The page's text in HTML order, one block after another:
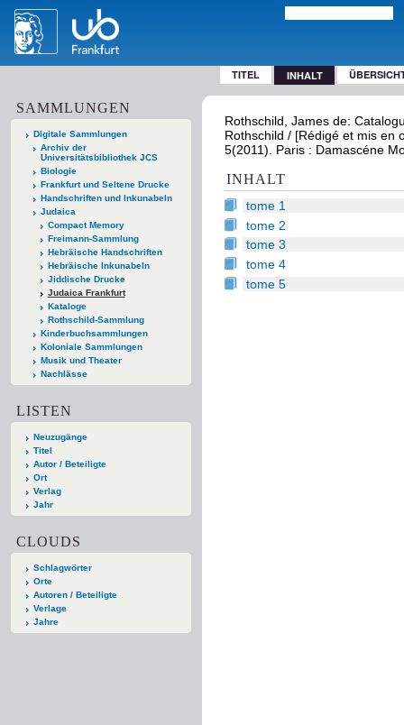
TITEL INHALT
SAMMLUNGEN
Digitale Sammlungen
Archiv der
Universitätsbibliothek JCS
Biologie
Frankfurt und Seltene Drucke
Handschriften und Inkunabeln
Judaica
Compact Memory
Freimann-Sammlung
Hebräische Handschriften
Hebräische Inkunabeln
Jiddische Drucke
Judaica Frankfurt
Kataloge
Rothschild-Sammlung
Kinderbuchsammlungen
Koloniale Sammlungen
Musik und Theater
Nachlässe
LISTEN
Neuzugänge
Titel
Autor / Beteiligte
Ort
Verlag
Jahr
CLOUDS
Schlagwörter
Orte
Autoren / Beteiligte
Verlage
Jahre
Rothschild, James de:
Rothschild / [Rédigé et mis en
5(2011). Paris : Damascéne
INHALT
tome 1
tome 2
tome 3
tome 4
tome 5